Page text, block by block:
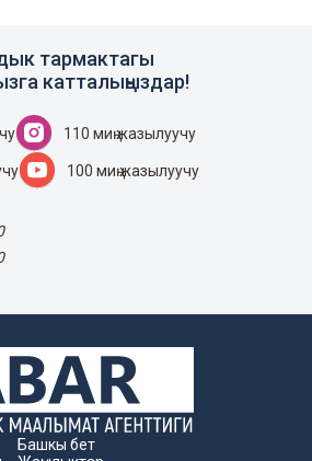
тармактагы
катталыңыздар!
110 миң жазылуучу
100 миң жазылуучу
Башкы бет